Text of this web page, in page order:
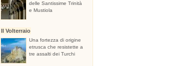
delle Santissime Trinità
e Mustiola
Il Volterraio
Una fortezza di origine
etrusca che resistette a
tre assalti dei Turchi